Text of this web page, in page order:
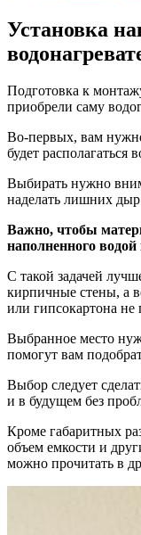
Установка
Подготовка к
приобрели саму
Во-первых, вам
будет располагаться
Выбирать нужно
наделать лишних
Важно, чтобы
наполненного водой
С такой задачей
кирпичные стены, а
или гипсокартона не
Выбранное место
помогут вам
Выбор следует
и в будущем без
Кроме габаритных
объем емкости и
можно прочитать в